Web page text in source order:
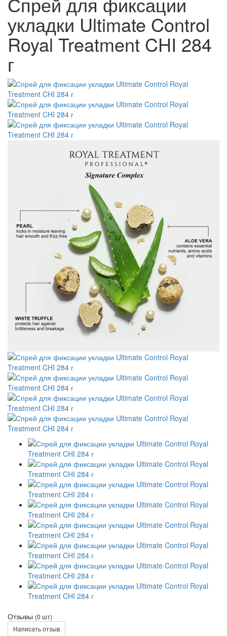
укладки Ultimate Control
Royal Treatment CHI 284
г
Отзывы (0 шт)
Написать отзыв